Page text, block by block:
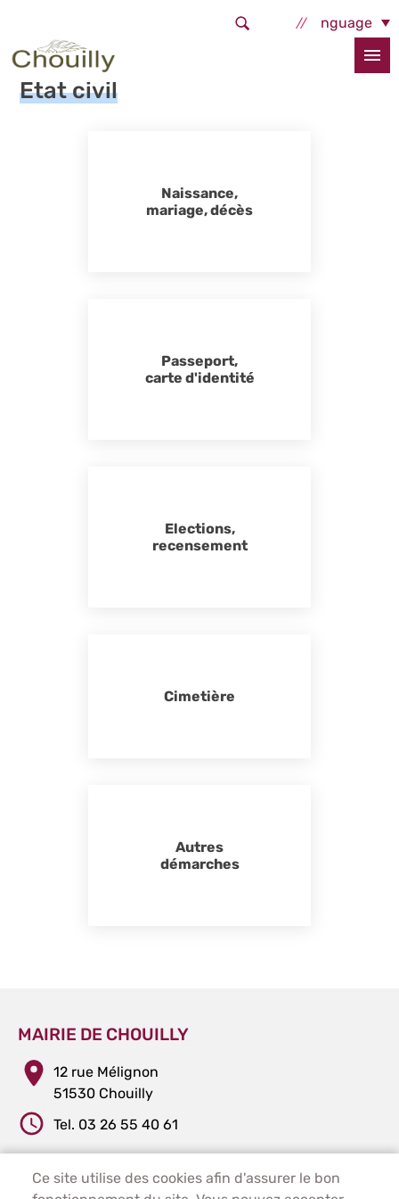
Select Language
Accueil Services et démarches
Etat civil
Naissance,
mariage, décès
Passeport,
carte d'identité
Elections,
recensement
Cimetière
Autres
démarches
MAIRIE DE CHOUILLY
12 rue Mélignon
51530 Chouilly
Tel. 03 26 55 40 61
Ce site utilise des cookies afin d'assurer le bon
PIED DE PAGE - CHOUILLY
ACCUEIL